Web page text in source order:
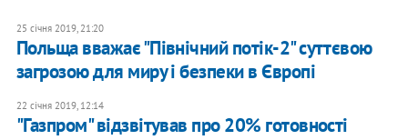
25 січня 2019, 21:20
Польща вважає "Північний потік-2" суттєвою
загрозою для миру і безпеки в Європі
22 січня 2019, 12:14
"Газпром" відзвітував про 20% готовності